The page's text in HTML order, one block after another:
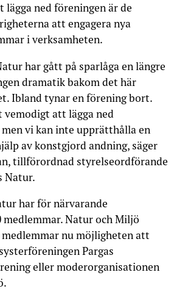
ned föreningen är de
att engagera nya
i verksamheten.
har gått på sparlåga en längre
dramatik bakom det här
Ibland tynar en förening bort.
vemodigt att lägga ned
vi kan inte upprätthålla en
av konstgjord andning, säger
tillförordnad styrelseordförande
Natur.
har för närvarande
medlemmar. Natur och Miljö
nu möjligheten att
Pargas
eller moderorganisationen